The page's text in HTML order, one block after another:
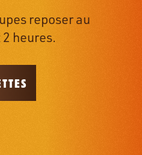
reposer au
heures.